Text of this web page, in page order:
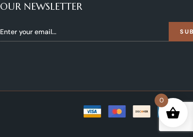
OUR NEWSLETTER
0